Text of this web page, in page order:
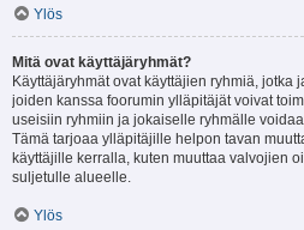
Ylös
Mitä ovat käyttäjäryhmät?
Käyttäjäryhmät ovat käyttäjien ryhmiä, jotka
joiden kanssa foorumin ylläpitäjät voivat
useisiin ryhmiin ja jokaiselle ryhmälle
Tämä tarjoaa ylläpitäjille helpon tavan
käyttäjille kerralla, kuten muuttaa valvojien
suljetulle alueelle.
Ylös